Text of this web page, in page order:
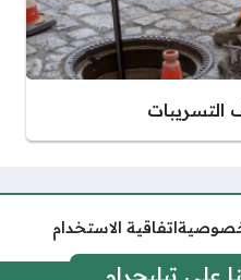
التسريبات
اتفاقية الاستخدام
على تيليجرام